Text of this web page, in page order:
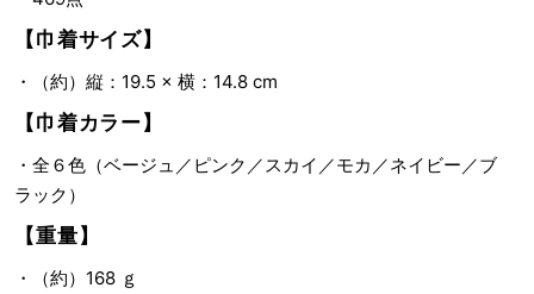
【巾着サイズ】
・（約）縦：19.5 × 横：14.8 cm
【巾着カラー】
・全６色（ベージュ／ピンク／スカイ／モカ／ネイビー／ブ
ラック）
【重量】
・（約）168 ｇ